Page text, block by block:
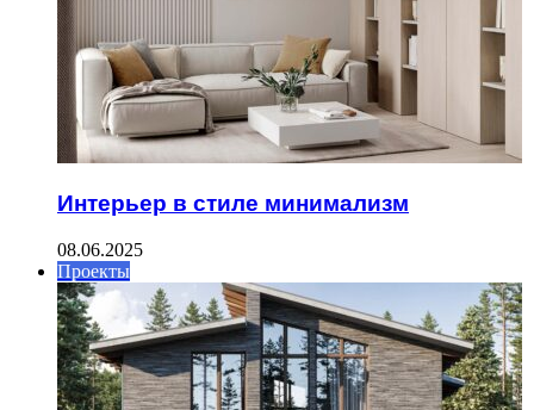
Интерьер в стиле минимализм
08.06.2025
Проекты